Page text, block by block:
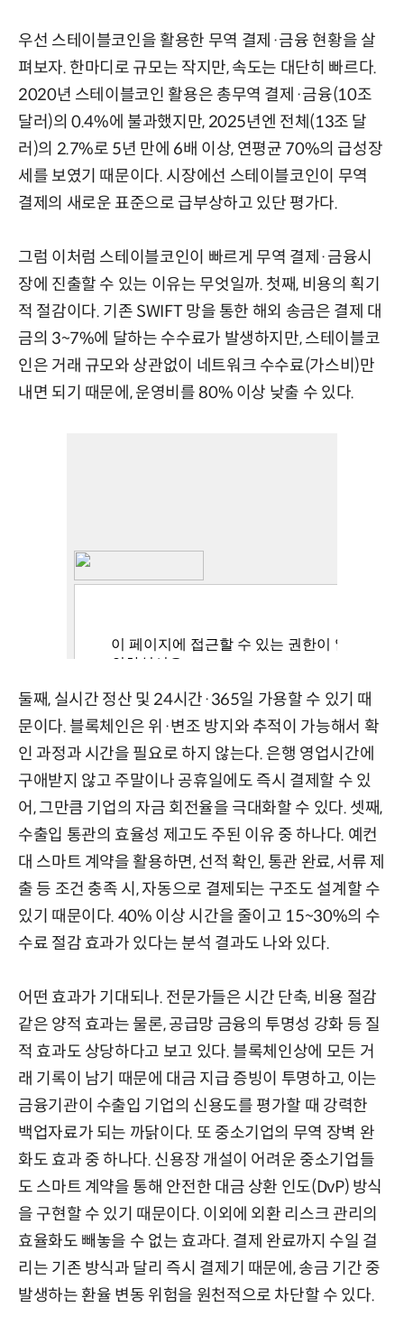
우선 스테이블코인을 활용한 무역 결제·금융 현황을 살
펴보자. 한마디로 규모는 작지만, 속도는 대단히 빠르다.
2020년 스테이블코인 활용은 총무역 결제·금융(10조
달러)의 0.4%에 불과했지만, 2025년엔 전체(13조 달
러)의 2.7%로 5년 만에 6배 이상, 연평균 70%의 급성장
세를 보였기 때문이다. 시장에선 스테이블코인이 무역
결제의 새로운 표준으로 급부상하고 있단 평가다.
그럼 이처럼 스테이블코인이 빠르게 무역 결제·금융시
장에 진출할 수 있는 이유는 무엇일까. 첫째, 비용의 획기
적 절감이다. 기존 SWIFT 망을 통한 해외 송금은 결제 대
금의 3~7%에 달하는 수수료가 발생하지만, 스테이블코
인은 거래 규모와 상관없이 네트워크 수수료(가스비)만
내면 되기 때문에, 운영비를 80% 이상 낮출 수 있다.
둘째, 실시간 정산 및 24시간·365일 가용할 수 있기 때
문이다. 블록체인은 위·변조 방지와 추적이 가능해서 확
인 과정과 시간을 필요로 하지 않는다. 은행 영업시간에
구애받지 않고 주말이나 공휴일에도 즉시 결제할 수 있
어, 그만큼 기업의 자금 회전율을 극대화할 수 있다. 셋째,
수출입 통관의 효율성 제고도 주된 이유 중 하나다. 예컨
대 스마트 계약을 활용하면, 선적 확인, 통관 완료, 서류 제
출 등 조건 충족 시, 자동으로 결제되는 구조도 설계할 수
있기 때문이다. 40% 이상 시간을 줄이고 15~30%의 수
수료 절감 효과가 있다는 분석 결과도 나와 있다.
어떤 효과가 기대되나. 전문가들은 시간 단축, 비용 절감
같은 양적 효과는 물론, 공급망 금융의 투명성 강화 등 질
적 효과도 상당하다고 보고 있다. 블록체인상에 모든 거
래 기록이 남기 때문에 대금 지급 증빙이 투명하고, 이는
금융기관이 수출입 기업의 신용도를 평가할 때 강력한
백업자료가 되는 까닭이다. 또 중소기업의 무역 장벽 완
화도 효과 중 하나다. 신용장 개설이 어려운 중소기업들
도 스마트 계약을 통해 안전한 대금 상환 인도(DvP) 방식
을 구현할 수 있기 때문이다. 이외에 외환 리스크 관리의
효율화도 빼놓을 수 없는 효과다. 결제 완료까지 수일 걸
리는 기존 방식과 달리 즉시 결제기 때문에, 송금 기간 중
발생하는 환율 변동 위험을 원천적으로 차단할 수 있다.